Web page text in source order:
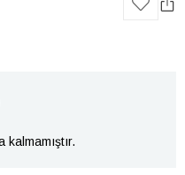
kalmamıştır.